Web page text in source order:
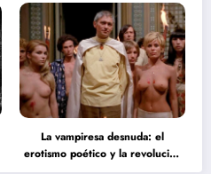
La vampiresa desnuda: el
erotismo poético y la revolución
psicodélica de Jean Rollin